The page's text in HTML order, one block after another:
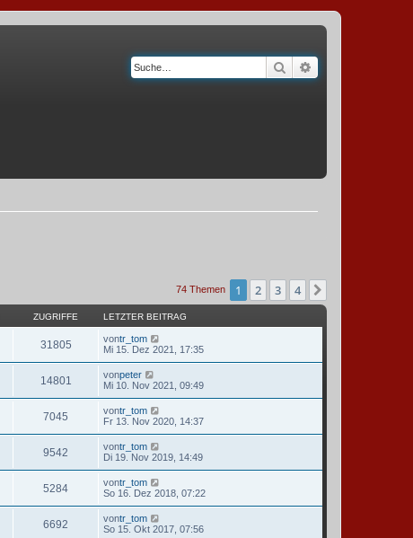
Suche
74 Themen 1 2 3 4
ZUGRIFFE LETZTER BEITRAG
31805 vontr_tom
Mi 15. Dez 2021, 17:35
14801 vonpeter
Mi 10. Nov 2021, 09:49
7045 vontr_tom
Fr 13. Nov 2020, 14:37
9542 vontr_tom
Di 19. Nov 2019, 14:49
5284 vontr_tom
So 16. Dez 2018, 07:22
6692 vontr_tom
So 15. Okt 2017, 07:56